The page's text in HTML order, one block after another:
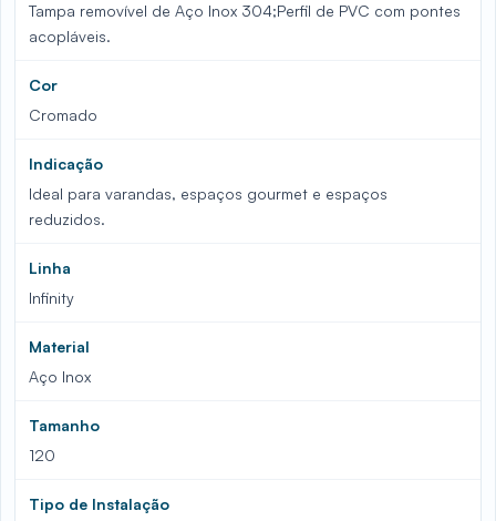
Tampa removível de Aço Inox 304;Perfil de PVC com pontes
acopláveis.
Cor
Cromado
Indicação
Ideal para varandas, espaços gourmet e espaços
reduzidos.
Linha
Infinity
Material
Aço Inox
Tamanho
120
Tipo de Instalação